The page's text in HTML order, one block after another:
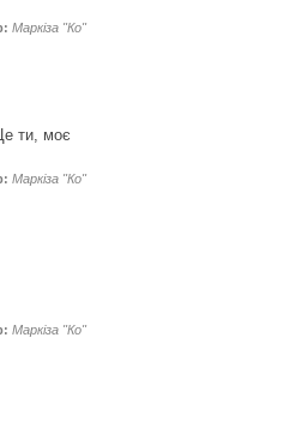
Маркіза "Ко"
ти, моє
Маркіза "Ко"
Маркіза "Ко"